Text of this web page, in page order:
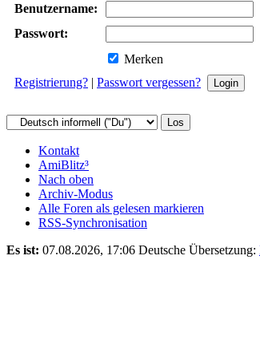
Benutzername:
Passwort:
Merken
Registrierung? | Passwort vergessen?
Kontakt
AmiBlitz³
Nach oben
Archiv-Modus
Alle Foren als gelesen markieren
RSS-Synchronisation
Es ist: 07.08.2026, 17:06 Deutsche Übersetzung: